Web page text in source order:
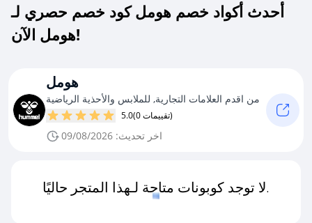
أحدث أكواد خصم هومل كود خصم حصري لـ
هومل الآن!
هومل
من اقدم العلامات التجارية, للملابس والأحذية الرياضية
5.0 (0 تقييمات)
اخر تحديث: 09/08/2026
لا توجد كوبونات متاحة لـهذا المتجر حاليًا.